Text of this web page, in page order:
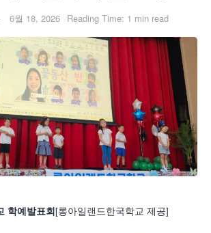
6월 18, 2026 Reading Time: 1 min read
학예발표회[롱아일랜드한국학교 제공]